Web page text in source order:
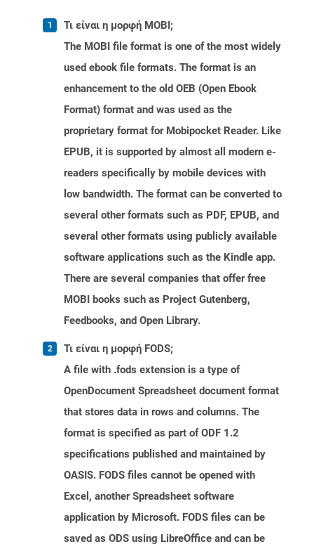
Τι είναι η μορφή MOBI;
The MOBI file format is one of the most widely
used ebook file formats. The format is an
enhancement to the old OEB (Open Ebook
Format) format and was used as the
proprietary format for Mobipocket Reader. Like
EPUB, it is supported by almost all modern e-
readers specifically by mobile devices with
low bandwidth. The format can be converted to
several other formats such as PDF, EPUB, and
several other formats using publicly available
software applications such as the Kindle app.
There are several companies that offer free
MOBI books such as Project Gutenberg,
Feedbooks, and Open Library.
Τι είναι η μορφή FODS;
A file with .fods extension is a type of
OpenDocument Spreadsheet document format
that stores data in rows and columns. The
format is specified as part of ODF 1.2
specifications published and maintained by
OASIS. FODS files cannot be opened with
Excel, another Spreadsheet software
application by Microsoft. FODS files can be
saved as ODS using LibreOffice and can be